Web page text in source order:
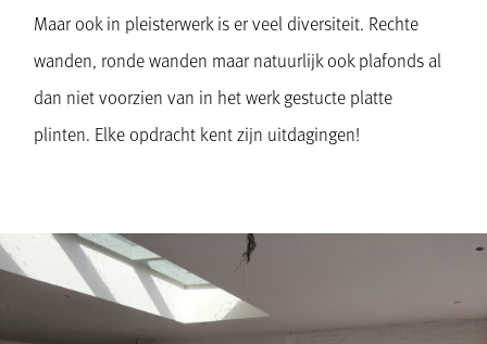
Maar ook in pleisterwerk is er veel diversiteit. Rechte
wanden, ronde wanden maar natuurlijk ook plafonds al
dan niet voorzien van in het werk gestucte platte
plinten. Elke opdracht kent zijn uitdagingen!